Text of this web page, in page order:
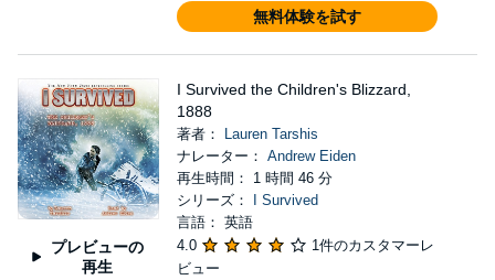
無料体験を試す
プレビューの
再生
I Survived the Children's Blizzard,
1888
著者：
Lauren Tarshis
ナレーター： Andrew Eiden
再生時間： 1 時間 46 分
シリーズ：
I Survived
言語： 英語
4.0
1件のカスタマーレ
ビュー